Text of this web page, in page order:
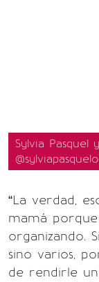
Sylvia Pasquel
“La verdad,
mamá
organizando.
sino varios,
de rendirle